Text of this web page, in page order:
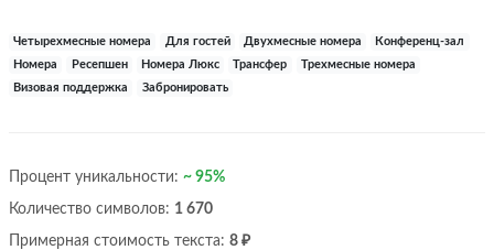
Четырехмесные номера Для гостей Двухмесные номера Конференц-зал
Номера Ресепшен Номера Люкс Трансфер Трехмесные номера
Визовая поддержка Забронировать
Процент уникальности: ~ 95%
Количество символов: 1 670
Примерная стоимость текста: 8 ₽